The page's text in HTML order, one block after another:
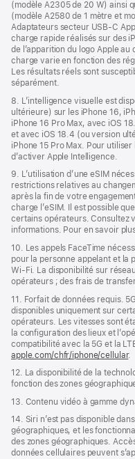
(modèle A2305 de 20 W) ainsi
(modèle A2580 de 1 mètre et
Adaptateurs secteur USB‑C
charge rapide réalisés sur des
de l’apparition du logo Apple au
charge varie en fonction des
Les résultats réels sont
séparément.
8. L’intelligence visuelle est
ultérieure) sur les iPhone 16,
iPhone 16 Pro Max, avec iOS
et avec iOS 18.4 (ou version
iPhone 15 Pro Max. Pour
d’activer Apple Intelligence.
9. L’utilisation d’une eSIM
restrictions relatives au
après la fin de votre
charge l’eSIM. Il est possible
certains opérateurs. Consultez
informations. Pour en savoir
10. Les appels FaceTime
pour la personne appelant et la
Wi-Fi. La disponibilité sur
opérateurs ; des frais de
11. Forfait de données requis.
disponibles uniquement sur
opérateurs. Les vitesses sont
la configuration des lieux et
compatibilité avec la 5G et la
apple.com/chfr/iphone/cellular.
12. La disponibilité de la
fonction des zones
13. Contenu vidéo à gamme
14. Siri n’est pas disponible
géographiques, et les
des zones géographiques.
données cellulaires peuvent